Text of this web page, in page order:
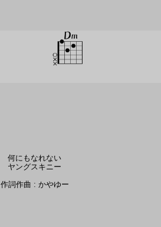
何にもなれない
ヤングスキニー
作詞作曲 : かやゆー